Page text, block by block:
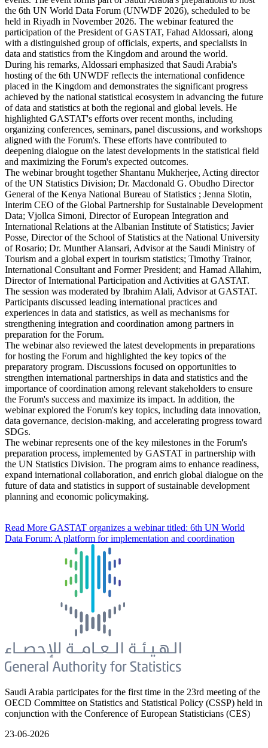
the 6th UN World Data Forum (UNWDF 2026), scheduled to be
held in Riyadh in November 2026. The webinar featured the
participation of the President of GASTAT, Fahad Aldossari, along
with a distinguished group of officials, experts, and specialists in
data and statistics from the Kingdom and around the world.
During his remarks, Aldossari emphasized that Saudi Arabia's
hosting of the 6th UNWDF reflects the international confidence
placed in the Kingdom and demonstrates the significant progress
achieved by the national statistical ecosystem in advancing the future
of data and statistics at both the regional and global levels. He
highlighted GASTAT's efforts over recent months, including
organizing conferences, seminars, panel discussions, and workshops
aligned with the Forum's. These efforts have contributed to
deepening dialogue on the latest developments in the statistical field
and maximizing the Forum's expected outcomes.
The webinar brought together Shantanu Mukherjee, Acting director
of the UN Statistics Division; Dr. Macdonald G. Obudho Director
General of the Kenya National Bureau of Statistics ; Jenna Slotin,
Interim CEO of the Global Partnership for Sustainable Development
Data; Vjollca Simoni, Director of European Integration and
International Relations at the Albanian Institute of Statistics; Javier
Posse, Director of the School of Statistics at the National University
of Rosario; Dr. Munther Alansari, Advisor at the Saudi Ministry of
Tourism and a global expert in tourism statistics; Timothy Trainor,
International Consultant and Former President; and Hamad Allahim,
Director of International Participation and Activities at GASTAT.
The session was moderated by Ibrahim Alali, Advisor at GASTAT.
Participants discussed leading international practices and
experiences in data and statistics, as well as mechanisms for
strengthening integration and coordination among partners in
preparation for the Forum.
The webinar also reviewed the latest developments in preparations
for hosting the Forum and highlighted the key topics of the
preparatory program. Discussions focused on opportunities to
strengthen international partnerships in data and statistics and the
importance of coordination among relevant stakeholders to ensure
the Forum's success and maximize its impact. In addition, the
webinar explored the Forum's key topics, including data innovation,
data governance, decision-making, and accelerating progress toward
SDGs.
The webinar represents one of the key milestones in the Forum's
preparation process, implemented by GASTAT in partnership with
the UN Statistics Division. The program aims to enhance readiness,
expand international collaboration, and enrich global dialogue on the
future of data and statistics in support of sustainable development
planning and economic policymaking.
Read More GASTAT organizes a webinar titled: 6th UN World
Data Forum: A platform for implementation and coordination
Saudi Arabia participates for the first time in the 23rd meeting of the
OECD Committee on Statistics and Statistical Policy (CSSP) held in
conjunction with the Conference of European Statisticians (CES)
23-06-2026